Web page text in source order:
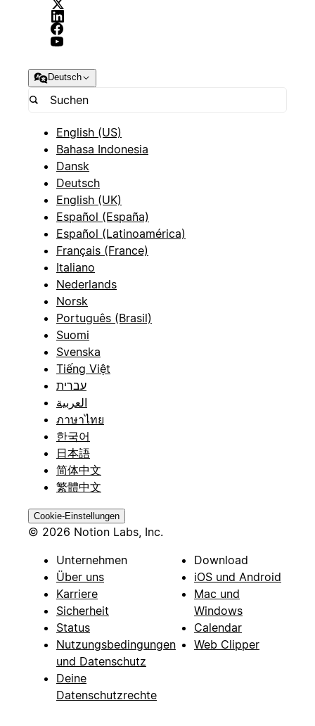
Deutsch
English (US)
Bahasa Indonesia
Dansk
Deutsch
English (UK)
Español (España)
Español (Latinoamérica)
Français (France)
Italiano
Nederlands
Norsk
Português (Brasil)
Suomi
Svenska
Tiếng Việt
עברית
العربية
ภาษาไทย
한국어
日本語
简体中文
繁體中文
Cookie-Einstellungen
© 2026 Notion Labs, Inc.
Unternehmen
Über uns
Karriere
Sicherheit
Status
Nutzungsbedingungen
und Datenschutz
Deine
Datenschutzrechte
Download
iOS und Android
Mac und
Windows
Calendar
Web Clipper